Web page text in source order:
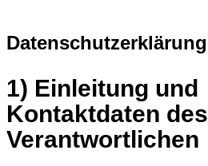
Datenschutzerklärung
1) Einleitung und
Kontaktdaten des
Verantwortlichen